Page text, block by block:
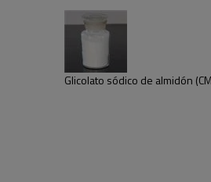
Glicolato sódico de almidón